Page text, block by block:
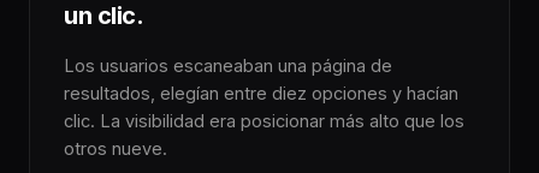
un clic.
Los usuarios escaneaban una página de
resultados, elegían entre diez opciones y hacían
clic. La visibilidad era posicionar más alto que los
otros nueve.